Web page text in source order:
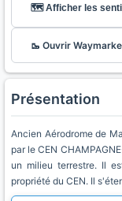
🗺️ Afficher les
🥾 Ouvrir
Présentation
Ancien Aérodrome de
par le CEN
un milieu terrestre. Il
propriété du CEN. Il